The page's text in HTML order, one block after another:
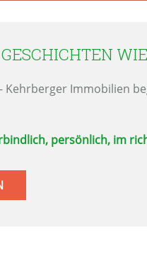
Immobilien
persönlich, im